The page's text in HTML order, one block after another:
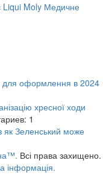
Liqui Moly Медичне
для оформлення в 2024
хресної ходи
1
як Зеленський може
Всі права захищено.
інформація.